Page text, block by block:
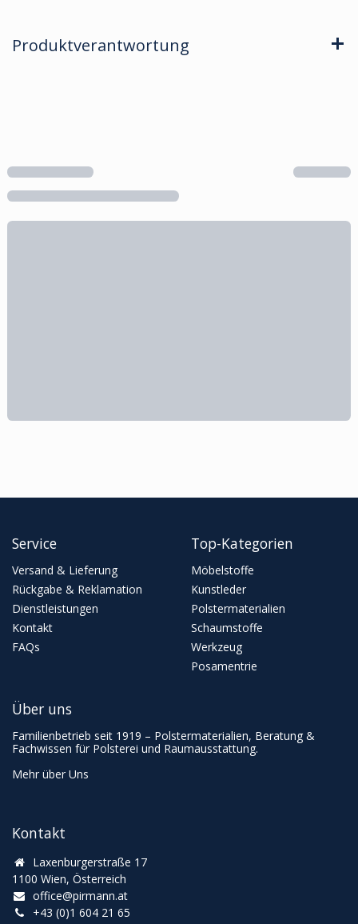
Produktverantwortung
Service
Versand & Lieferung
Rückgabe & Reklamation
Dienstleistungen
Kontakt
FAQs
Top-Kategorien
Möbelstoffe
Kunstleder
Polstermaterialien
Schaumstoffe
Werkzeug
Posamentrie
Kontakt
Laxenburgerstraße 17
1100 Wien, Österreich
office@pirmann.at
+43 (0)1 604 21 65
Über uns
Familienbetrieb seit 1919 – Polstermaterialien, Beratung &
Fachwissen für Polsterei und Raumausstattung.
Mehr über Uns